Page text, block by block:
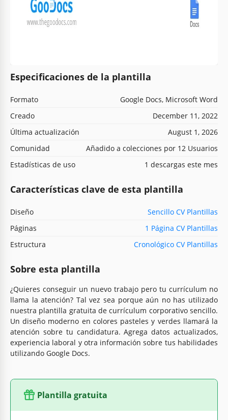
Especificaciones de la plantilla
Formato
Google Docs, Microsoft Word
Creado
December 11, 2022
Última actualización
August 1, 2026
Comunidad
Añadido a colecciones por 12 Usuarios
Estadísticas de uso
1 descargas este mes
Características clave de esta plantilla
Diseño
Sencillo CV Plantillas
Páginas
1 Página CV Plantillas
Estructura
Cronológico CV Plantillas
Sobre esta plantilla
¿Quieres conseguir un nuevo trabajo pero tu currículum no
llama la atención? Tal vez sea porque aún no has utilizado
nuestra plantilla gratuita de currículum corporativo sencillo.
Un diseño moderno en colores pasteles y verdes llamará la
atención sobre tu candidatura. Agrega datos actualizados,
experiencia laboral y otra información sobre tus habilidades
utilizando Google Docs.
Plantilla gratuita